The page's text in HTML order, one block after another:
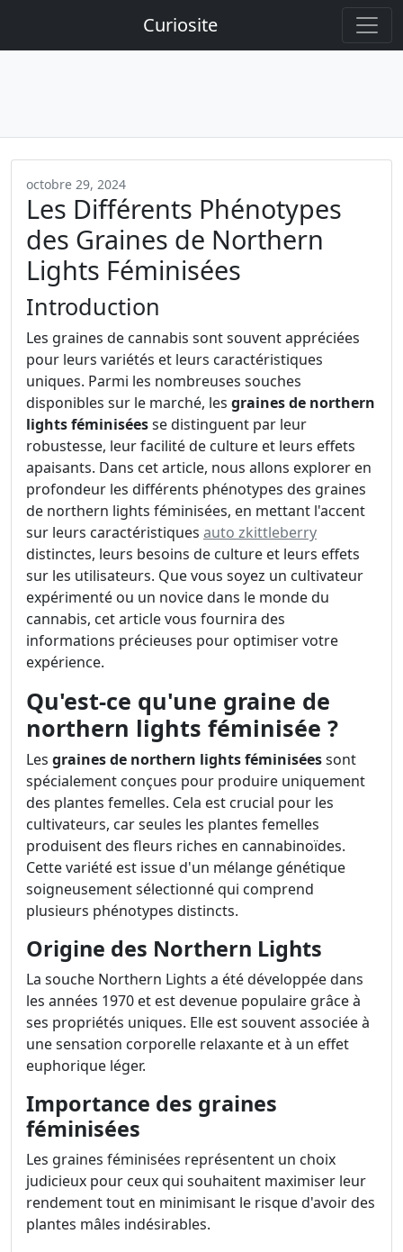
Curiosite
octobre 29, 2024
Les Différents Phénotypes
des Graines de Northern
Lights Féminisées
Introduction
Les graines de cannabis sont souvent appréciées
pour leurs variétés et leurs caractéristiques
uniques. Parmi les nombreuses souches
disponibles sur le marché, les graines de northern
lights féminiséesse distinguent par leur
robustesse, leur facilité de culture et leurs effets
apaisants. Dans cet article, nous allons explorer en
profondeur les différents phénotypes des graines
de northern lights féminisées, en mettant l'accent
sur leurs caractéristiques auto zkittleberry
distinctes, leurs besoins de culture et leurs effets
sur les utilisateurs. Que vous soyez un cultivateur
expérimenté ou un novice dans le monde du
cannabis, cet article vous fournira des
informations précieuses pour optimiser votre
expérience.
Qu'est-ce qu'une graine de
northern lights féminisée ?
Les graines de northern lights féminiséessont
spécialement conçues pour produire uniquement
des plantes femelles. Cela est crucial pour les
cultivateurs, car seules les plantes femelles
produisent des fleurs riches en cannabinoïdes.
Cette variété est issue d'un mélange génétique
soigneusement sélectionné qui comprend
plusieurs phénotypes distincts.
Origine des Northern Lights
La souche Northern Lights a été développée dans
les années 1970 et est devenue populaire grâce à
ses propriétés uniques. Elle est souvent associée à
une sensation corporelle relaxante et à un effet
euphorique léger.
Importance des graines
féminisées
Les graines féminisées représentent un choix
judicieux pour ceux qui souhaitent maximiser leur
rendement tout en minimisant le risque d'avoir des
plantes mâles indésirables.